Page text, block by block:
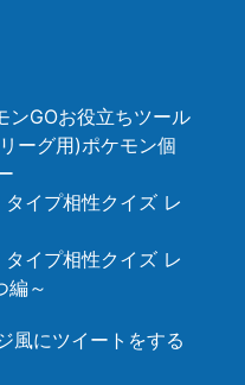
GOお役立ちツール
ーグ用)ポケモン個
イプ相性クイズ レ
イプ相性クイズ レ
編～
風にツイートをする